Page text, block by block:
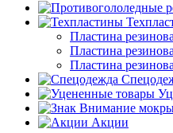
Пластина
Пластина
Пластина
Акции